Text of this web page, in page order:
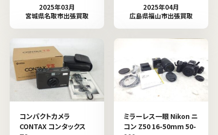
2025年03月
宮城県名取市出張買取
2025年04月
広島県福山市出張買取
コンパクトカメラ
CONTAX コンタックス
ミラーレス一眼 Nikon ニ
コン Z50 16-50mm 50-